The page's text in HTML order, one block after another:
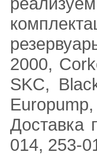
2000,
SKC,
Доставка
014, 253-